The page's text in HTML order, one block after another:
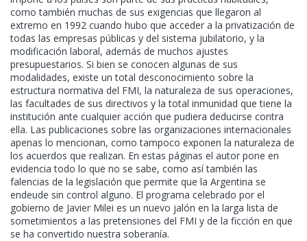
como también muchas de sus exigencias que llegaron al
extremo en 1992 cuando hubo que acceder a la privatización de
todas las empresas públicas y del sistema jubilatorio, y la
modificación laboral, además de muchos ajustes
presupuestarios. Si bien se conocen algunas de sus
modalidades, existe un total desconocimiento sobre la
estructura normativa del FMI, la naturaleza de sus operaciones,
las facultades de sus directivos y la total inmunidad que tiene la
institución ante cualquier acción que pudiera deducirse contra
ella. Las publicaciones sobre las organizaciones internacionales
apenas lo mencionan, como tampoco exponen la naturaleza de
los acuerdos que realizan. En estas páginas el autor pone en
evidencia todo lo que no se sabe, como así también las
falencias de la legislación que permite que la Argentina se
endeude sin control alguno. El programa celebrado por el
gobierno de Javier Milei es un nuevo jalón en la larga lista de
sometimientos a las pretensiones del FMI y de la ficción en que
se ha convertido nuestra soberanía.